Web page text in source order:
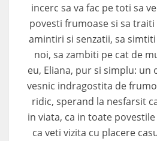
incerc sa va fac pe toti sa
povesti frumoase si sa
amintiri si senzatii, sa
noi, sa zambiti pe cat de
eu, Eliana, pur si simplu: un
vesnic indragostita de
ridic, sperand la nesfarsit
in viata, ca in toate
ca veti vizita cu placere